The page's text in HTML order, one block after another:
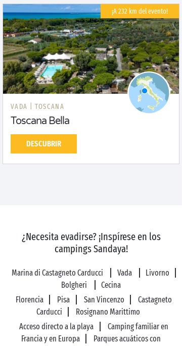
¡A 232 km del evento!
VADA | TOSCANA
Toscana Bella
DESCUBRIR
¿Necesita evadirse? ¡Inspírese en los
campings Sandaya!
Marina di Castagneto Carducci Vada
Livorno
Bolgheri
Cecina
Florencia
Pisa San Vincenzo
Castagneto
Carducci
Rosignano Marittimo
Acceso directo a la playa
Camping familiar en
Francia y en Europa
Parques acuáticos con